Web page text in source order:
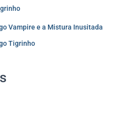
Vampire e a Mistura Inusitada
Tigrinho